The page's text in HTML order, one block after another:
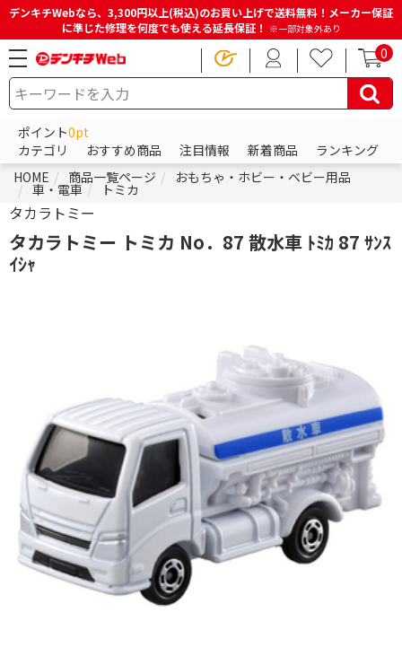
デンキチWebなら、3,300円以上(税込)のお買い上げで送料無料！メーカー保証
に準じた修理を何度でも使える延長保証！ ※一部対象外あり
0
ポイント0pt
カテゴリ
おすすめ商品 注目情報 新着商品
ランキング
HOME
商品一覧ページ おもちゃ・ホビー・ベビー用品
車・電車 トミカ
タカラトミー
タカラトミー トミカ No．87 散水車 ﾄﾐｶ 87 ｻﾝｽ
ｲｼｬ